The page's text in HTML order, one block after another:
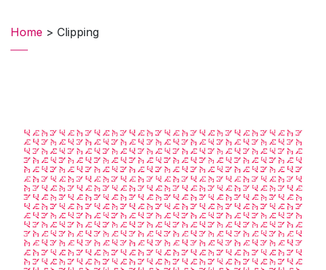
Home > Clipping